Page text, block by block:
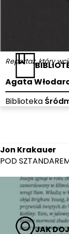
JAK
Reportaż, który
Agata
Biblioteka
Jon Krakauer
POD